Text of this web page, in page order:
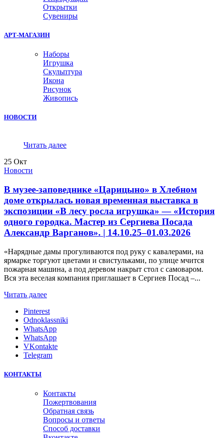
Открытки
Сувениры
АРТ-МАГАЗИН
Наборы
Игрушка
Скульптура
Икона
Рисунок
Живопись
НОВОСТИ
Читать далее
25 Окт
Новости
В музее-заповеднике «Царицыно» в Хлебном
доме открылась новая временная выставка в
экспозиции «В лесу росла игрушка» — «История
одного городка. Мастер из Сергиева Посада
Александр Варганов». | 14.10.25–01.03.2026
«Нарядные дамы прогуливаются под руку с кавалерами, на
ярмарке торгуют цветами и свистульками, по улице мчится
пожарная машина, а под деревом накрыт стол с самоваром.
Вся эта веселая компания приглашает в Сергиев Посад –...
Читать далее
Pinterest
Odnoklassniki
WhatsApp
WhatsApp
VKontakte
Telegram
КОНТАКТЫ
Контакты
Пожертвования
Обратная связь
Вопросы и ответы
Способ доставки